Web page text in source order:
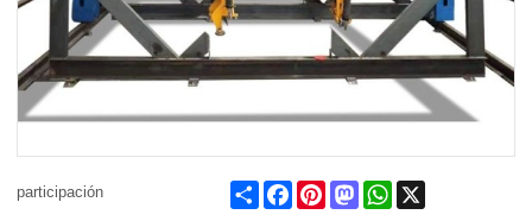
participación Share FacebookPinterestMastodonWhatsApp